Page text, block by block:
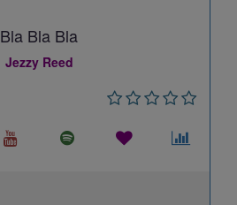
Bla Bla Bla
Jezzy Reed